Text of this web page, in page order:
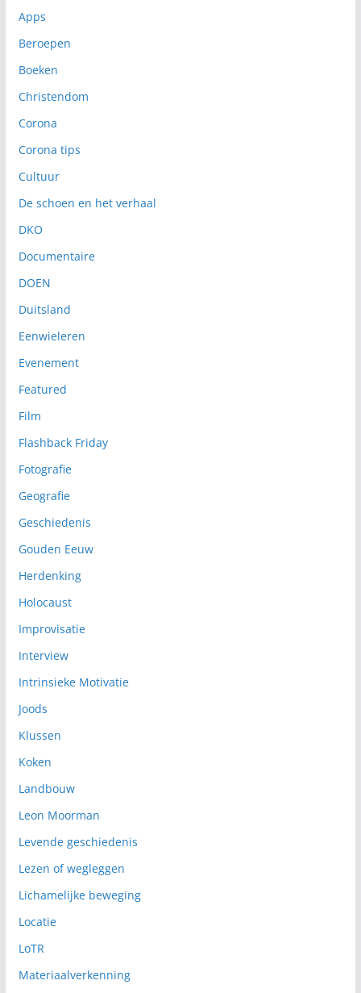
Apps
Beroepen
Boeken
Christendom
Corona
Corona tips
Cultuur
De schoen en het verhaal
DKO
Documentaire
DOEN
Duitsland
Eenwieleren
Evenement
Featured
Film
Flashback Friday
Fotografie
Geografie
Geschiedenis
Gouden Eeuw
Herdenking
Holocaust
Improvisatie
Interview
Intrinsieke Motivatie
Joods
Klussen
Koken
Landbouw
Leon Moorman
Levende geschiedenis
Lezen of wegleggen
Lichamelijke beweging
Locatie
LoTR
Materiaalverkenning